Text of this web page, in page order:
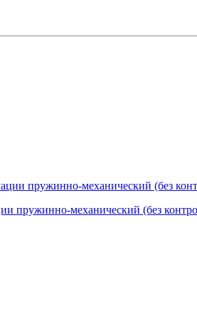
пружинно-механический (без